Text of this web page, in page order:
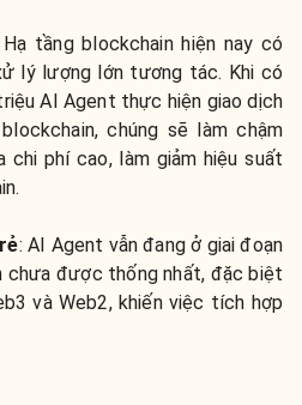
tầng blockchain hiện nay có
lý lượng lớn tương tác. Khi có
AI Agent thực hiện giao dịch
chúng sẽ làm chậm
phí cao, làm giảm hiệu suất
: AI Agent vẫn đang ở giai đoạn
chưa được thống nhất, đặc biệt
và Web2, khiến việc tích hợp